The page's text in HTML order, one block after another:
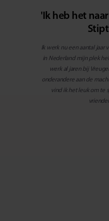
'Ik heb het
Ik werk nu een aantal jaar
in Nederland mijn plek
werk al jaren bij
onderandere aan de
vind ik het leuk om te